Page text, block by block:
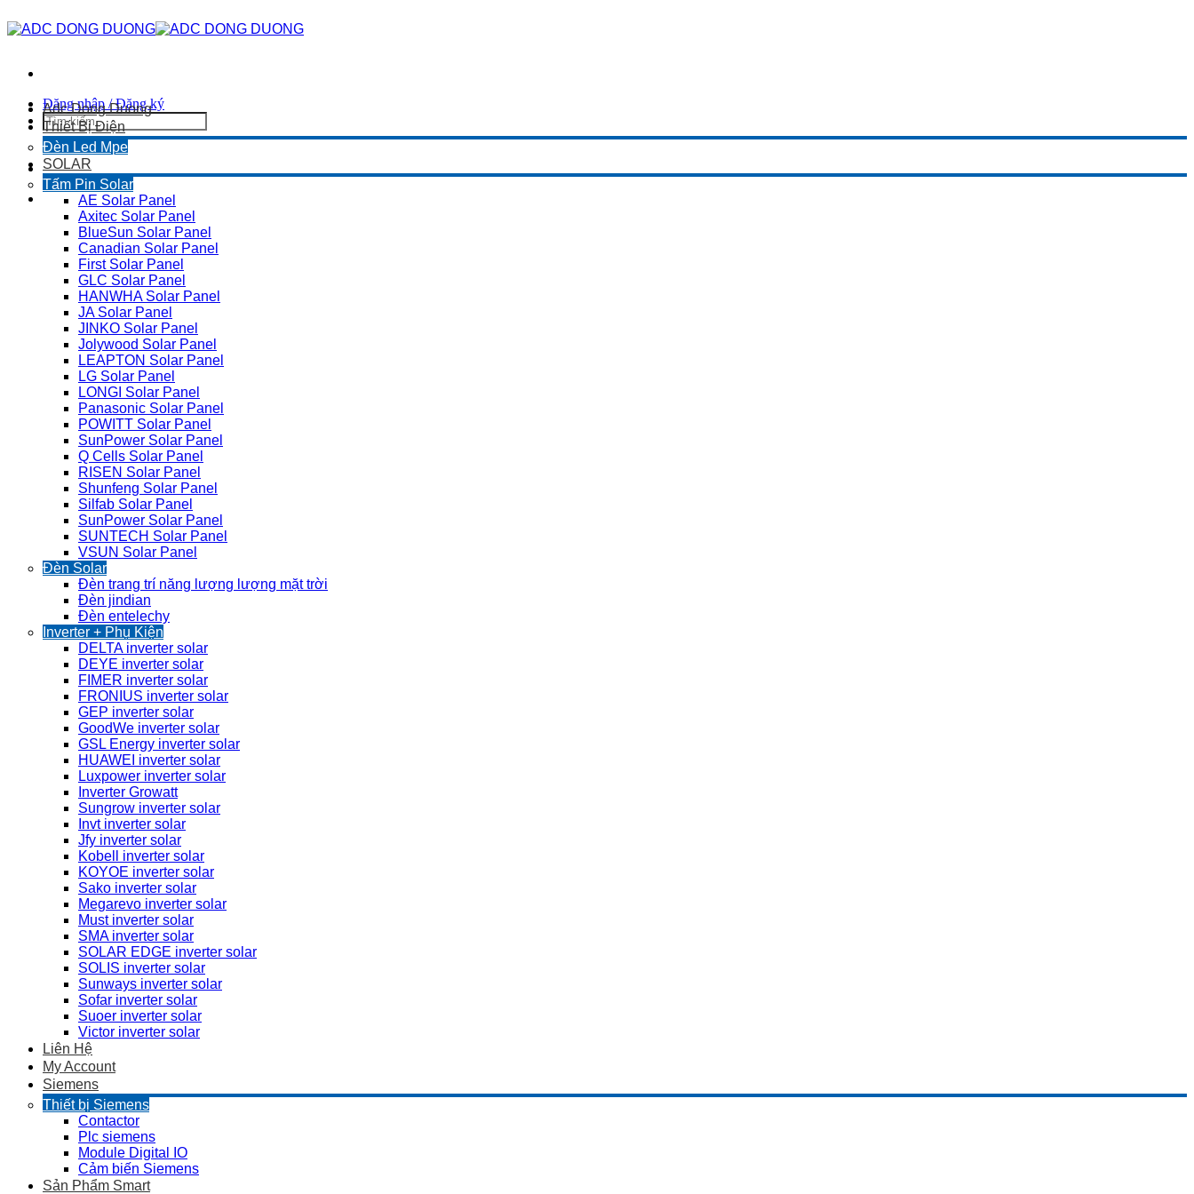
to
Đăng nhập / Đăng ký
Tìm
kiếm:
Adc Dong Duong
Thiết Bị Điện
Đèn Led Mpe
SOLAR
Tấm Pin Solar
AE Solar Panel
Axitec Solar Panel
BlueSun Solar Panel
Canadian Solar Panel
First Solar Panel
GLC Solar Panel
HANWHA Solar Panel
JA Solar Panel
JINKO Solar Panel
Jolywood Solar Panel
LEAPTON Solar Panel
LG Solar Panel
LONGI Solar Panel
Panasonic Solar Panel
POWITT Solar Panel
SunPower Solar Panel
Q Cells Solar Panel
RISEN Solar Panel
Shunfeng Solar Panel
Silfab Solar Panel
SunPower Solar Panel
SUNTECH Solar Panel
VSUN Solar Panel
Đèn Solar
Đèn trang trí năng lượng lượng mặt trời
Đèn jindian
Đèn entelechy
Inverter + Phụ Kiện
DELTA inverter solar
DEYE inverter solar
FIMER inverter solar
FRONIUS inverter solar
GEP inverter solar
GoodWe inverter solar
GSL Energy inverter solar
HUAWEI inverter solar
Luxpower inverter solar
Inverter Growatt
Sungrow inverter solar
Invt inverter solar
Jfy inverter solar
Kobell inverter solar
KOYOE inverter solar
Sako inverter solar
Megarevo inverter solar
Must inverter solar
SMA inverter solar
SOLAR EDGE inverter solar
SOLIS inverter solar
Sunways inverter solar
Sofar inverter solar
Suoer inverter solar
Victor inverter solar
Liên Hệ
My Account
Siemens
Thiết bị Siemens
Contactor
Plc siemens
Module Digital IO
Cảm biến Siemens
Sản Phẩm Smart